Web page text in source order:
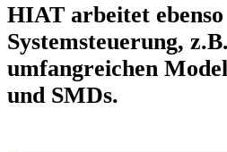
HIAT arbeitet
Systemsteuerung,
umfangreichen
und SMDs.